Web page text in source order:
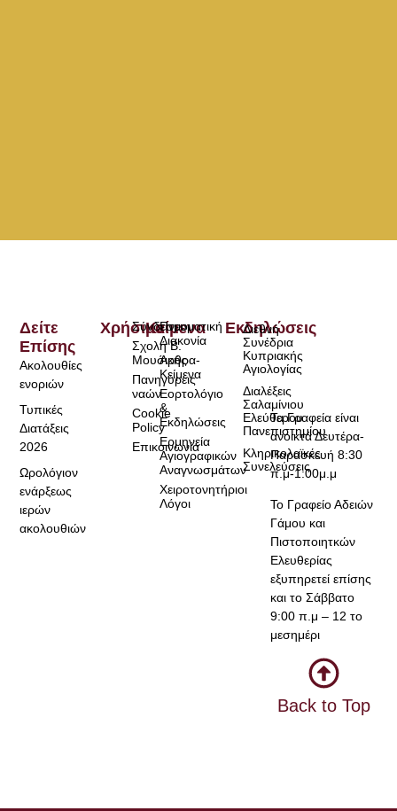
Τα Γραφεία είναι
ανοικτά Δευτέρα-
Παρασκευή 8:30
π.μ-1:00μ.μ
Το Γραφείο Αδειών
Γάμου και
Πιστοποιητκών
Ελευθερίας
εξυπηρετεί επίσης
και το Σάββατο
9:00 π.μ – 12 το
μεσημέρι
Back to Top
Χρήσιμα
Σύνδεσμοι
Σχολή Β.
Μουσικής
Πανηγύρεις
ναών
Cookie
Policy
Επικοινωνία
Κείμενα
Πνευματική
Διακονία
Άρθρα-
Κείμενα
Εορτολόγιο
&
Εκδηλώσεις
Ερμηνεία
Αγιογραφικών
Αναγνωσμάτων
Χειροτονητήριοι
Λόγοι
Δείτε
Επίσης
Ακολουθίες
ενοριών
Τυπικές
Διατάξεις
2026
Ωρολόγιον
ενάρξεως
ιερών
ακολουθιών
Εκδηλώσεις
Διεθνή
Συνέδρια
Κυπριακής
Αγιολογίας
Διαλέξεις
Σαλαμίνιου
Ελεύθερου
Πανεπιστημίου
Κληρικολαϊκές
Συνελεύσεις